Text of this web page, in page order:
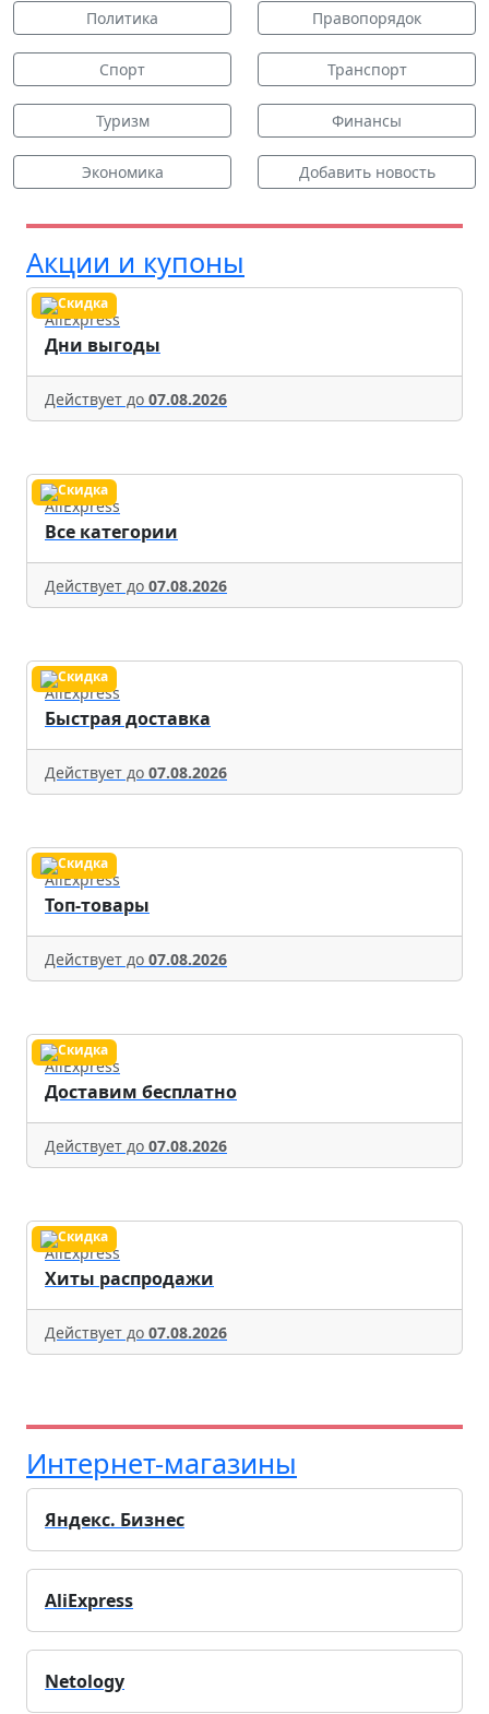
Политика Правопорядок
Спорт Транспорт
Туризм Финансы
Экономика Добавить новость
Акции и купоны
AliExpress
Дни выгоды
Действует до 07.08.2026
AliExpress
Все категории
Действует до 07.08.2026
AliExpress
Быстрая доставка
Действует до 07.08.2026
AliExpress
Топ-товары
Действует до 07.08.2026
AliExpress
Доставим бесплатно
Действует до 07.08.2026
AliExpress
Хиты распродажи
Действует до 07.08.2026
Интернет-магазины
Яндекс. Бизнес
AliExpress
Netology